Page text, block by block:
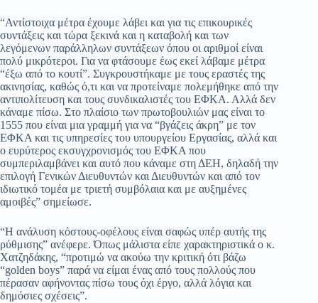
“Αντίστοιχα μέτρα έχουμε λάβει και για τις επικουρικές
συντάξεις και τώρα ξεκινά και η καταβολή και των
λεγόμενων παράλληλων συντάξεων όπου οι αριθμοί είναι
πολύ μικρότεροι. Για να φτάσουμε έως εκεί λάβαμε μέτρα
“έξω από το κουτί”. Συγκρουστήκαμε με τους εραστές της
ακινησίας, καθώς ό,τι και να προτείναμε πολεμήθηκε από την
αντιπολίτευση και τους συνδικαλιστές του ΕΦΚΑ. Αλλά δεν
κάναμε πίσω. Στο πλαίσιο των πρωτοβουλιών μας είναι το
1555 που είναι μια γραμμή για να “βγάζεις άκρη” με τον
ΕΦΚΑ και τις υπηρεσίες του υπουργείου Εργασίας, αλλά και
ο ευρύτερος εκσυγχρονισμός του ΕΦΚΑ που
συμπεριλαμβάνει και αυτό που κάναμε στη ΔΕΗ, δηλαδή την
επιλογή Γενικών Διευθυντών και Διευθυντών και από τον
ιδιωτικό τομέα με τριετή συμβόλαια και με αυξημένες
αμοιβές” σημείωσε.
“Η ανάλυση κόστους-οφέλους είναι σαφώς υπέρ αυτής της
ρύθμισης” ανέφερε. Όπως μάλιστα είπε χαρακτηριστικά ο κ.
Χατζηδάκης, “προτιμώ να ακούω την κριτική ότι βάζω
“golden boys” παρά να είμαι ένας από τους πολλούς που
πέρασαν αφήνοντας πίσω τους όχι έργο, αλλά λόγια και
δημόσιες σχέσεις”.